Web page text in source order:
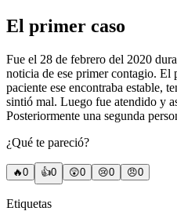
El primer caso
Fue el 28 de febrero del 2020
noticia de ese primer contagio.
paciente ese encontraba estable,
sintió mal. Luego fue atendido y
Posteriormente una segunda
¿Qué te pareció?
🔥0 👍0 😲0 😢0 😠0
Etiquetas